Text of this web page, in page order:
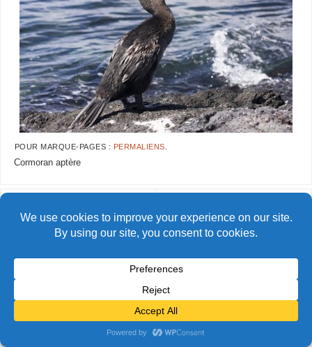
POUR MARQUE-PAGES : PERMALIENS
Cormoran aptère
mouette16
FIÈREMENT PROPULSÉ PARPARABOLA